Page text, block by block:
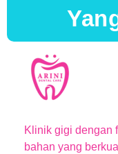
Klinik gigi dengan
bahan yang